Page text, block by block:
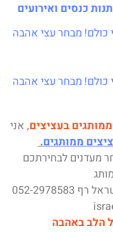
ואירועים
בעציצים, אני
ממותגים.
לבחירתכם
ישראל רף 052-2978583
באהבה